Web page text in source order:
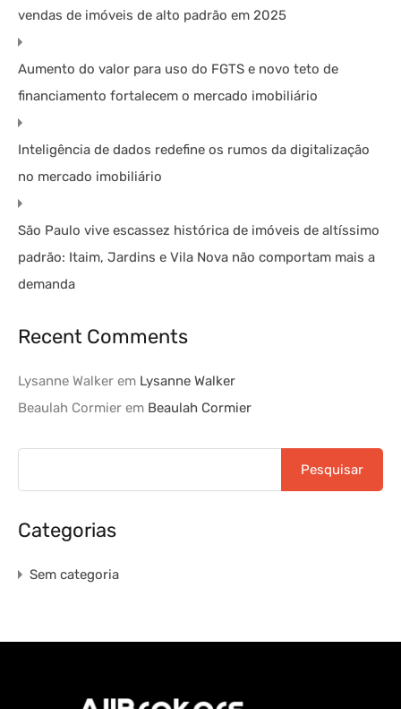
vendas de imóveis de alto padrão em 2025
Aumento do valor para uso do FGTS e novo teto de
financiamento fortalecem o mercado imobiliário
Inteligência de dados redefine os rumos da digitalização
no mercado imobiliário
São Paulo vive escassez histórica de imóveis de altíssimo
padrão: Itaim, Jardins e Vila Nova não comportam mais a
demanda
Recent Comments
Lysanne Walker em Lysanne Walker
Beaulah Cormier em Beaulah Cormier
Categorias
Sem categoria